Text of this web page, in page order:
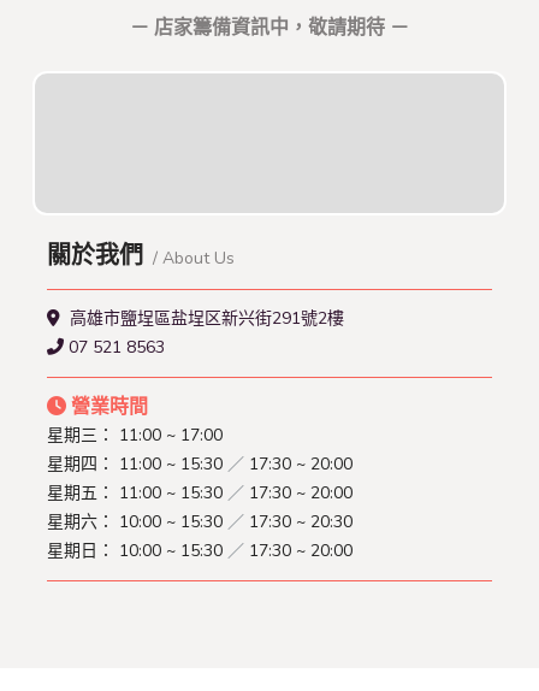
－ 店家籌備資訊中，敬請期待 －
關於我們 / About Us
高雄市鹽埕區盐埕区新兴街291號2樓
07 521 8563
營業時間
星期三： 11:00 ~ 17:00
星期四： 11:00 ~ 15:30 ／ 17:30 ~ 20:00
星期五： 11:00 ~ 15:30 ／ 17:30 ~ 20:00
星期六： 10:00 ~ 15:30 ／ 17:30 ~ 20:30
星期日： 10:00 ~ 15:30 ／ 17:30 ~ 20:00